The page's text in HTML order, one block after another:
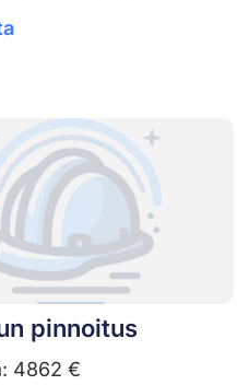
pinnoitus
4862 €